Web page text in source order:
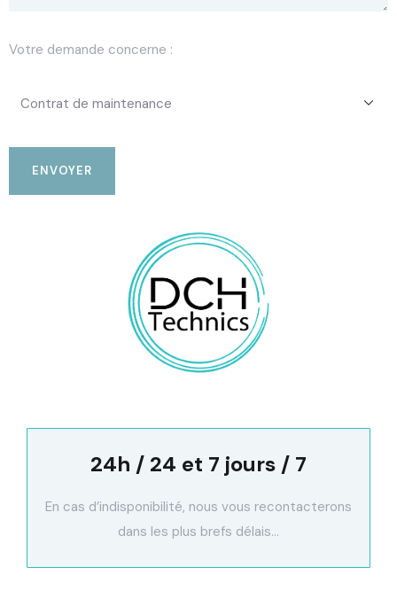
Votre demande concerne :
24h / 24 et 7 jours / 7
En cas d’indisponibilité, nous vous recontacterons
dans les plus brefs délais…